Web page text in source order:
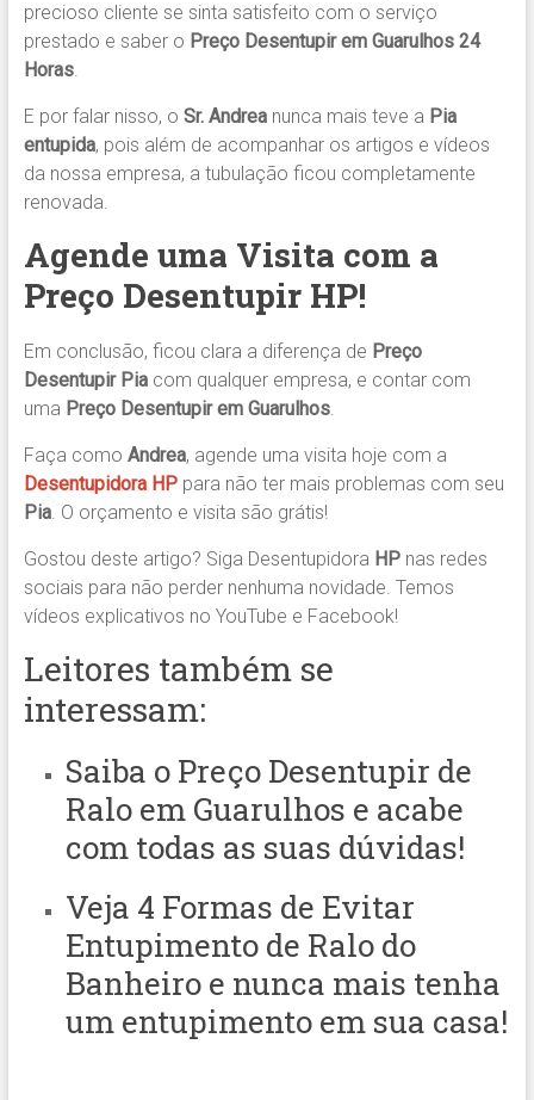
precioso cliente se sinta satisfeito com o serviço
prestado e saber o Preço Desentupir em Guarulhos 24
Horas.
E por falar nisso, o Sr. Andrea nunca mais teve a Pia
entupida, pois além de acompanhar os artigos e vídeos
da nossa empresa, a tubulação ficou completamente
renovada.
Agende uma Visita com a
Preço Desentupir HP!
Em conclusão, ficou clara a diferença de Preço
Desentupir Pia com qualquer empresa, e contar com
uma Preço Desentupir em Guarulhos.
Faça como Andrea, agende uma visita hoje com a
Desentupidora HPpara não ter mais problemas com seu
Pia. O orçamento e visita são grátis!
Gostou deste artigo? Siga Desentupidora HPnas redes
sociais para não perder nenhuma novidade. Temos
vídeos explicativos no YouTube e Facebook!
Leitores também se
interessam:
Saiba o Preço Desentupir de
Ralo em Guarulhos e acabe
com todas as suas dúvidas!
Veja 4 Formas de Evitar
Entupimento de Ralo do
Banheiroe nunca mais tenha
um entupimento em sua casa!